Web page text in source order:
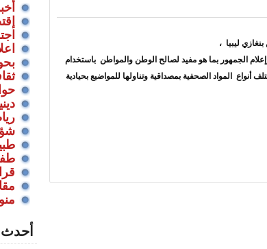
أحدث
ليبيا ،
الجمهور بما هو مفيد لصالح الوطن والمواطن باستخدام
المواد الصحفية بمصداقية وتناولها للمواضيع بحيادية